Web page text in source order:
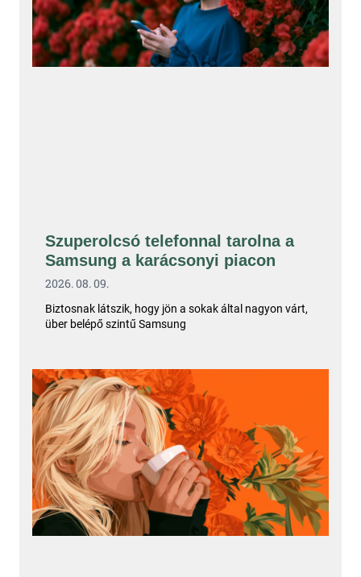
Szuperolcsó telefonnal tarolna a
Samsung a karácsonyi piacon
2026. 08. 09.
Biztosnak látszik, hogy jön a sokak által nagyon várt,
über belépő szintű Samsung